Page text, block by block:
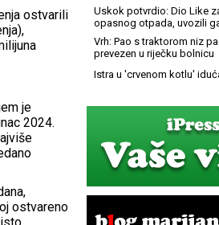
ostvarili
je
2024.
ostvareno
Uskok potvrdio: Dio Like
opasnog otpada, uvozili
Vrh: Pao s traktorom niz
prevezen u riječku bolnicu
Istra u 'crvenom kotlu'